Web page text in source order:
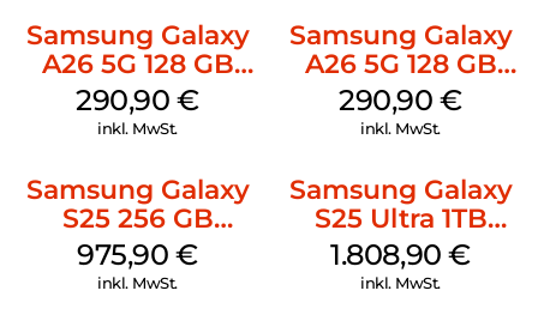
Samsung Galaxy
A26 5G 128 GB
Mint
290,90€
inkl. MwSt.
Samsung Galaxy
A26 5G 128 GB
White
290,90€
inkl. MwSt.
Samsung Galaxy
S25 256 GB
Icyblue
975,90€
inkl. MwSt.
Samsung Galaxy
S25 Ultra 1TB
Titanium Black
1.808,90€
inkl. MwSt.